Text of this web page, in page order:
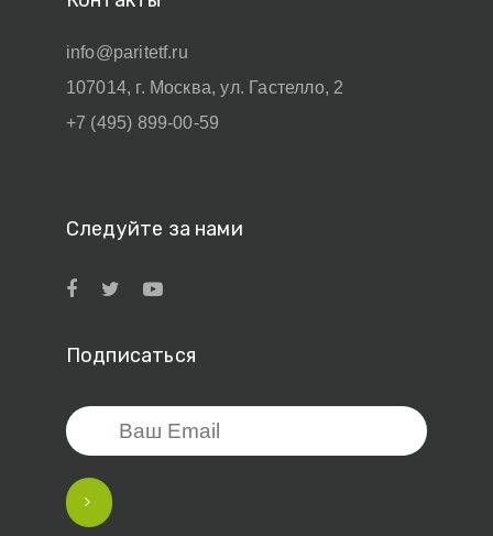
info@paritetf.ru
107014, г. Москва, ул. Гастелло, 2
+7 (495) 899-00-59
Следуйте за нами
Подписаться